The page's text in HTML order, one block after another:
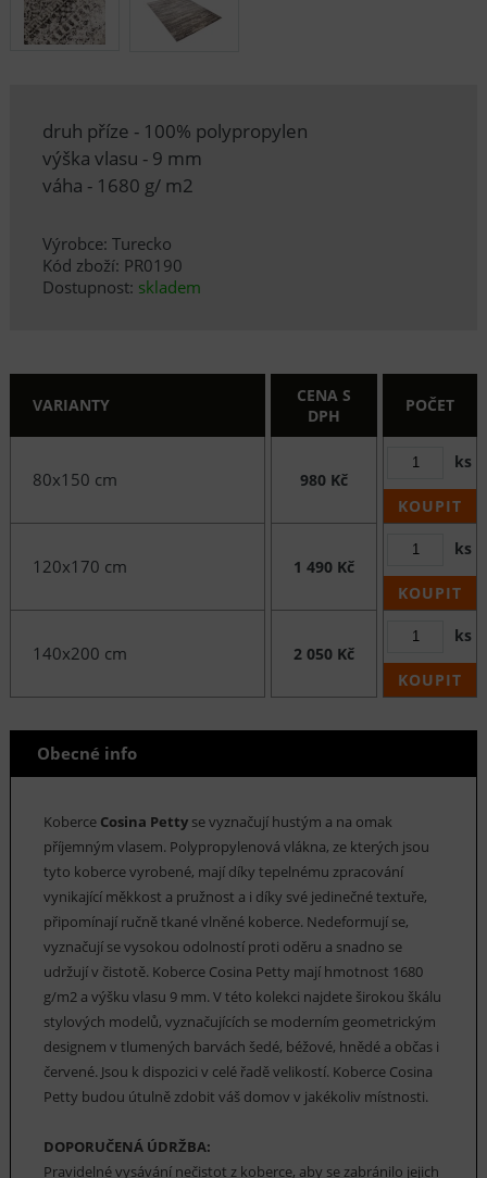
druh příze - 100% polypropylen
výška vlasu - 9 mm
váha - 1680 g/ m2
Výrobce: Turecko
Kód zboží: PR0190
Dostupnost: skladem
VARIANTY
CENA S
DPH
POČET
80x150 cm 980 Kč
ks
KOUPIT
120x170 cm 1 490 Kč
ks
KOUPIT
140x200 cm 2 050 Kč
ks
KOUPIT
Obecné info
Koberce Cosina Pettyse vyznačují hustým a na omak
příjemným vlasem. Polypropylenová vlákna, ze kterých jsou
tyto koberce vyrobené, mají díky tepelnému zpracování
vynikající měkkost a pružnost a i díky své jedinečné textuře,
připomínají ručně tkané vlněné koberce. Nedeformují se,
vyznačují se vysokou odolností proti oděru a snadno se
udržují v čistotě. Koberce Cosina Petty mají hmotnost 1680
g/m2 a výšku vlasu 9 mm. V této kolekci najdete širokou škálu
stylových modelů, vyznačujících se moderním geometrickým
designem v tlumených barvách šedé, béžové, hnědé a občas i
červené. Jsou k dispozici v celé řadě velikostí. Koberce Cosina
Petty budou útulně zdobit váš domov v jakékoliv místnosti.
DOPORUČENÁ ÚDRŽBA:
Pravidelné vysávání nečistot z koberce, aby se zabránilo jejich